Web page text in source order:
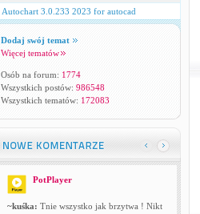
Autochart 3.0.233 2023 for autocad
Dodaj swój temat
Więcej tematów
Osób na forum: 1774
Wszystkich postów: 986548
Wszystkich tematów: 172083
PotPlayer
~kuśka: Tnie wszystko jak brzytwa ! Nikt